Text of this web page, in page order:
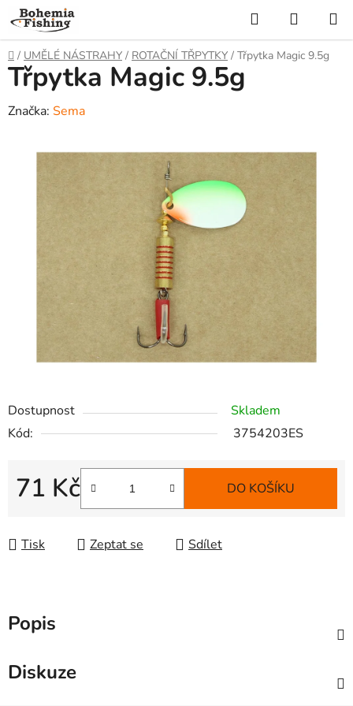
Přejít
na
obsah
Hledat
KOŠÍK
Domů
/ UMĚLÉ NÁSTRAHY / ROTAČNÍ TŘPYTKY / Třpytka Magic 9.5g
Dostupnost
Skladem
Kód:
3754203ES
71 Kč
Měrná cena:
DO KOŠÍKU
Tisk Zeptat se Sdílet
Třpytka Magic 9.5g
Značka: Sema
Popis
Diskuze